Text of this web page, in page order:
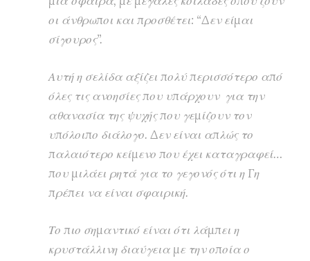
οι άνθρωποι και προσθέτει: “Δεν είμαι
σίγουρος”.
Αυτή η σελίδα αξίζει πολύ περισσότερο από
όλες τις ανοησίες που υπάρχουν για την
αθανασία της ψυχής που γεμίζουν τον
υπόλοιπο διάλογο. Δεν είναι απλώς το
παλαιότερο κείμενο που έχει καταγραφεί…
που μιλάει ρητά για το γεγονός ότι η Γη
πρέπει να είναι σφαιρική.
Το πιο σημαντικό είναι ότι λάμπει η
κρυστάλλινη διαύγεια με την οποία ο